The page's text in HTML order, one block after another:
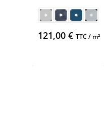
121,00 € TTC / m²